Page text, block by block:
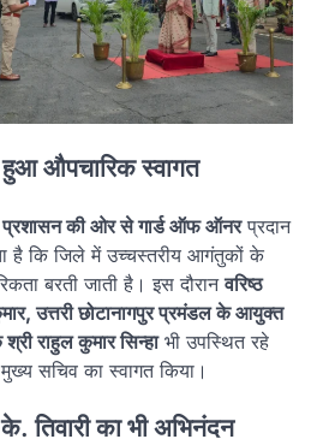
औपचारिक स्वागत
प्रशासन की ओर से गार्ड ऑफ ऑनरप्रदान
है कि जिले में उच्चस्तरीय आगंतुकों के
बरती जाती है। इस दौरानवरिष्ठ
उत्तरी छोटानागपुर प्रमंडल के आयुक्त
राहुल कुमार सिन्हाभी उपस्थित रहे
सचिव का स्वागत किया।
तिवारी का भी अभिनंदन